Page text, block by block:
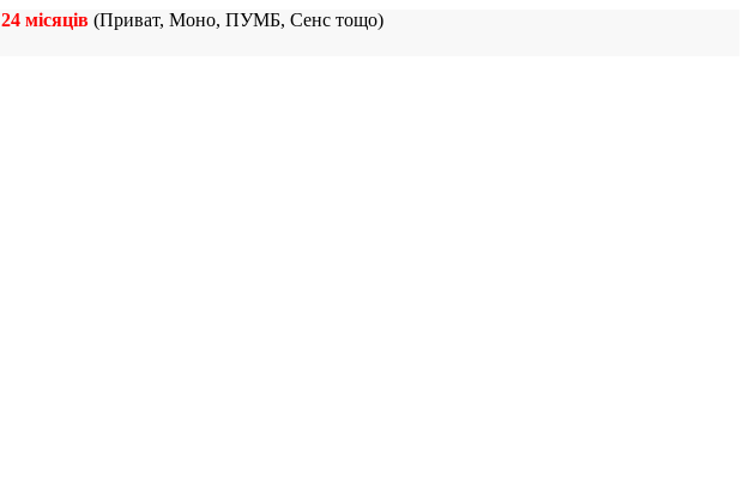
24 місяців(Приват, Моно, ПУМБ, Сенс тощо)